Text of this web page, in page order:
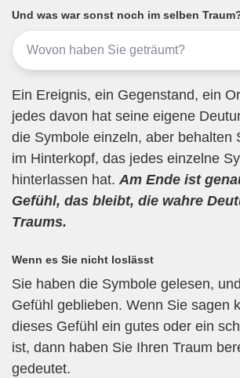
b
o
o
k
a
m
A
p
p
Und was war sonst noch im selben
Ein Ereignis, ein Gegenstand, ein
jedes davon hat seine eigene
die Symbole einzeln, aber behalten
im Hinterkopf, das jedes einzelne
hinterlassen hat. Am Ende ist
Gefühl, das bleibt, die wahre
Traums.
Wenn es Sie nicht loslässt
Sie haben die Symbole gelesen,
Gefühl geblieben. Wenn Sie sagen
dieses Gefühl ein gutes oder ein
ist, dann haben Sie Ihren Traum
gedeutet.